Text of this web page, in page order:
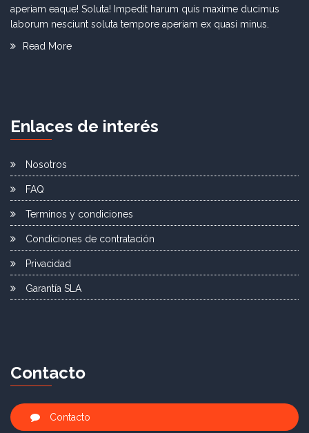
aperiam eaque! Soluta! Impedit harum quis maxime ducimus
laborum nesciunt soluta tempore aperiam ex quasi minus.
Read More
Enlaces de interés
Nosotros
FAQ
Terminos y condiciones
Condiciones de contratación
Privacidad
Garantía SLA
Contacto
Contacto